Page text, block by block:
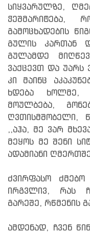
სიყვარულზე,
ჭეშმარიტება,
გამოცხადების
გულის კართან
გულამდე
ვაქცევთ და უარს
კი მაინც
ხდება ხოლმე,
მოულბება,
ღვთისმშობელი,
,,აჰა, მე ვარ
მეყოს მე შენი
ადამიანი
ძვირფასო
ირგვლივ, რას
გარეშე, რწმენის
ამდენად, ჩვენ